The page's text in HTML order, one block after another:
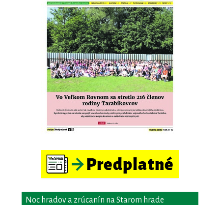
Noc hradov a zrúcanín na Starom hrade